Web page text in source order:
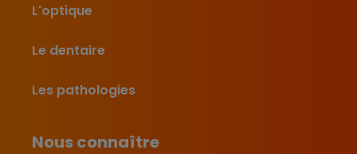
L'optique
Le dentaire
Les pathologies
Nous connaître